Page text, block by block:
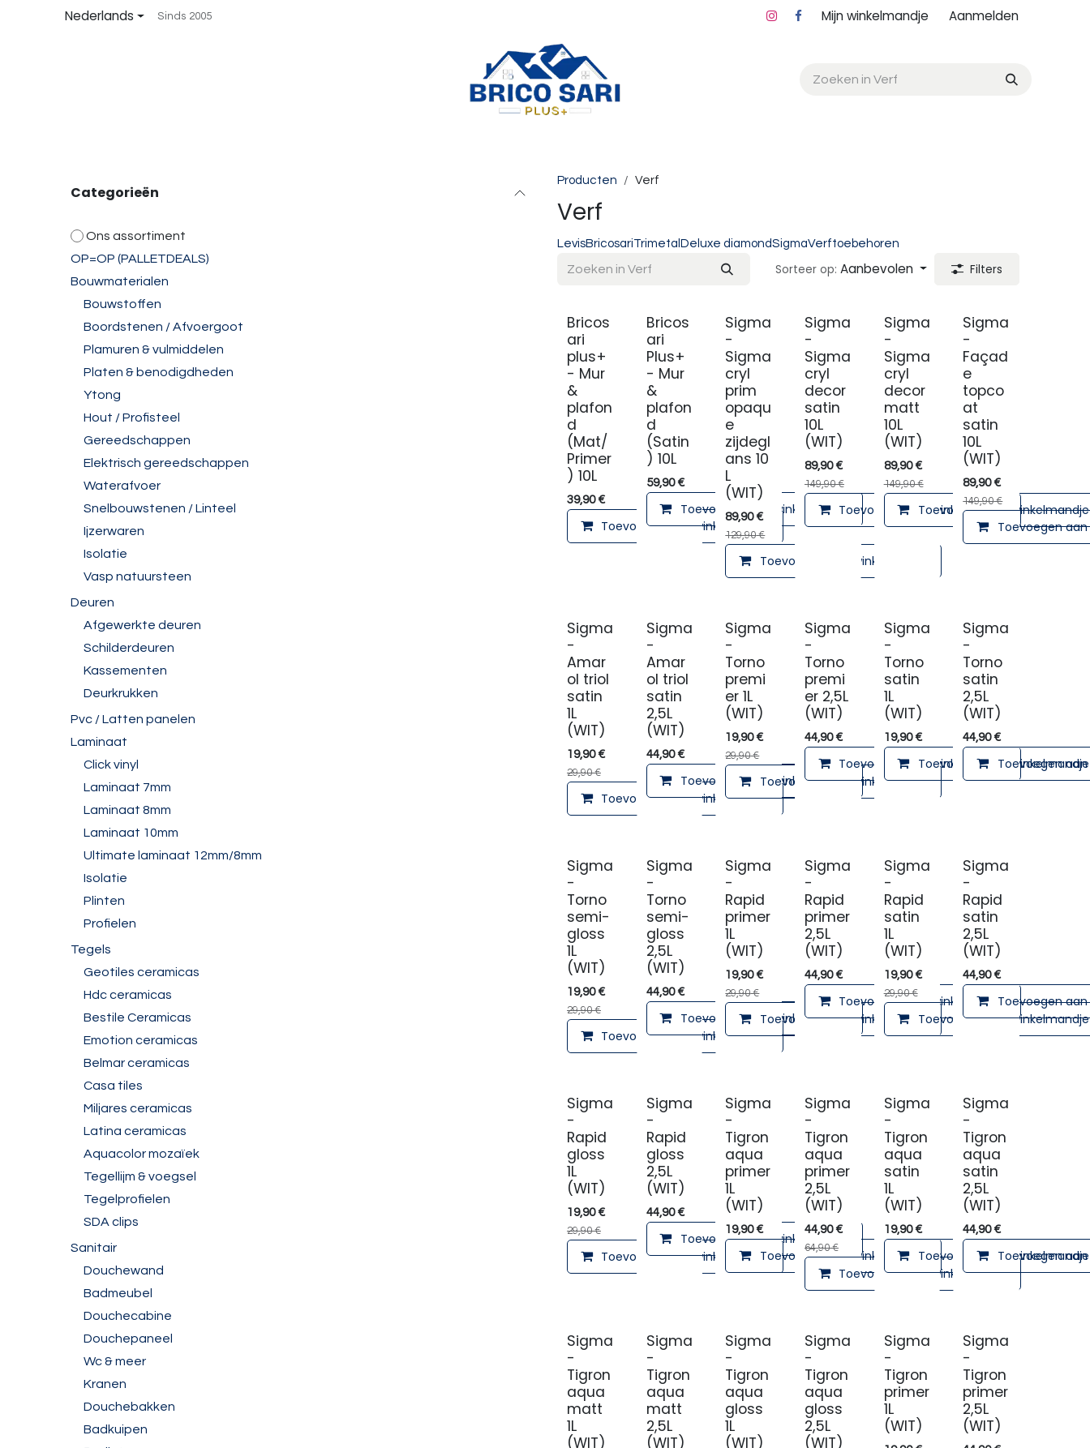
Overslaan naar inhoud
Nederlands Sinds 2005 Mijn winkelmandje Aanmelden
Categorieën
Ons assortiment​​
OP=OP (PALLETDEALS)
Bouwmaterialen
Bouwstoffen
Boordstenen / Afvoergoot
Plamuren & vulmiddelen
Platen & benodigdheden
Ytong
Hout / Profisteel
Gereedschappen
Elektrisch gereedschappen
Waterafvoer
Snelbouwstenen / Linteel
Ijzerwaren
Isolatie
Vasp natuursteen
Deuren
Afgewerkte deuren
Schilderdeuren
Kassementen
Deurkrukken
Pvc / Latten panelen
Laminaat
Click vinyl
Laminaat 7mm
Laminaat 8mm
Laminaat 10mm
Ultimate laminaat 12mm/8mm
Isolatie
Plinten
Profielen
Tegels
Geotiles ceramicas
Hdc ceramicas
Bestile Ceramicas
Emotion ceramicas
Belmar ceramicas
Casa tiles
Miljares ceramicas
Latina ceramicas
Aquacolor mozaïek
Tegellijm & voegsel
Tegelprofielen
SDA clips
Sanitair
Douchewand
Badmeubel
Douchecabine
Douchepaneel
Wc & meer
Kranen
Douchebakken
Badkuipen
Producten Verf
Verf
LevisBricosariTrimetal Deluxe diamondSigmaVerftoebehoren
Sorteer op: Aanbevolen Filters
Bricos
ari
plus+
- Mur
&
plafon
d
(Mat/
Primer
) 10L
39,90€
Toevoegen aan winkelmandje
Bricos
ari
Plus+
- Mur
&
plafon
d
(Satin
) 10L
59,90€
Toevoegen aan winkelmandje
Sigma
-
Sigma
cryl
prim
opaqu
e
zijdegl
ans 10
L
(WIT)
89,90€
129,90€
Toevoegen aan winkelmandje
Sigma
-
Sigma
cryl
decor
satin
10L
(WIT)
89,90€
149,90€
Toevoegen aan winkelmandje
Sigma
-
Sigma
cryl
decor
matt
10L
(WIT)
89,90€
149,90€
Toevoegen aan winkelmandje
Sigma
-
Façad
e
topco
at
satin
10L
(WIT)
89,90€
149,90€
Toevoegen
Sigma
-
Amar
ol triol
satin
1L
(WIT)
19,90€
29,90€
Toevoegen aan winkelmandje
Sigma
-
Amar
ol triol
satin
2,5L
(WIT)
44,90€
Toevoegen aan winkelmandje
Sigma
-
Torno
premi
er 1L
(WIT)
19,90€
29,90€
Toevoegen aan winkelmandje
Sigma
-
Torno
premi
er 2,5L
(WIT)
44,90€
Toevoegen aan winkelmandje
Sigma
-
Torno
satin
1L
(WIT)
19,90€
Toevoegen aan winkelmandje
Sigma
-
Torno
satin
2,5L
(WIT)
44,90€
Toevoegen
Sigma
-
Torno
semi-
gloss
1L
(WIT)
19,90€
29,90€
Toevoegen aan winkelmandje
Sigma
-
Torno
semi-
gloss
2,5L
(WIT)
44,90€
Toevoegen aan winkelmandje
Sigma
-
Rapid
primer
1L
(WIT)
19,90€
29,90€
Toevoegen aan winkelmandje
Sigma
-
Rapid
primer
2,5L
(WIT)
44,90€
Toevoegen aan winkelmandje
Sigma
-
Rapid
satin
1L
(WIT)
19,90€
29,90€
Toevoegen aan winkelmandje
Sigma
-
Rapid
satin
2,5L
(WIT)
44,90€
Toevoegen
Sigma
-
Rapid
gloss
1L
(WIT)
19,90€
29,90€
Toevoegen aan winkelmandje
Sigma
-
Rapid
gloss
2,5L
(WIT)
44,90€
Toevoegen aan winkelmandje
Sigma
-
Tigron
aqua
primer
1L
(WIT)
19,90€
Toevoegen aan winkelmandje
Sigma
-
Tigron
aqua
primer
2,5L
(WIT)
44,90€
64,90€
Toevoegen aan winkelmandje
Sigma
-
Tigron
aqua
satin
1L
(WIT)
19,90€
Toevoegen aan winkelmandje
Sigma
-
Tigron
aqua
satin
2,5L
(WIT)
44,90€
Toevoegen
Sigma
-
Tigron
aqua
matt
1L
(WIT)
Sigma
-
Tigron
aqua
matt
2,5L
(WIT)
Sigma
-
Tigron
aqua
gloss
1L
(WIT)
Sigma
-
Tigron
aqua
gloss
2,5L
(WIT)
Sigma
-
Tigron
primer
1L
(WIT)
Sigma
-
Tigron
primer
2,5L
(WIT)